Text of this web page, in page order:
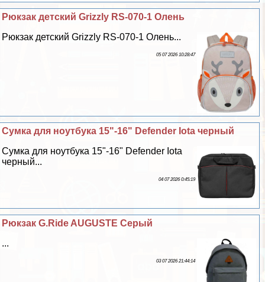
Рюкзак детский Grizzly RS-070-1 Олень
Рюкзак детский Grizzly RS-070-1 Олень...
05 07 2026 10:28:47
Сумка для ноутбука 15"-16" Defender Iota черный
Сумка для ноутбука 15"-16" Defender Iota
черный...
04 07 2026 0:45:19
Рюкзак G.Ride AUGUSTE Серый
...
03 07 2026 21:44:14